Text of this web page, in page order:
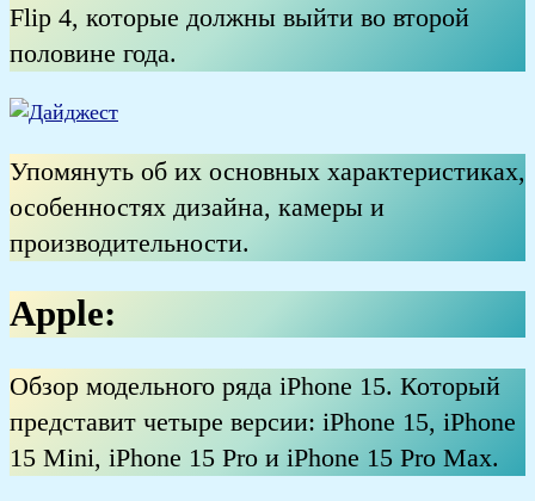
Flip 4, которые должны выйти во второй
половине года.
Упомянуть об их основных характеристиках,
особенностях дизайна, камеры и
производительности.
Apple:
Обзор модельного ряда iPhone 15. Который
представит четыре версии: iPhone 15, iPhone
15 Mini, iPhone 15 Pro и iPhone 15 Pro Max.